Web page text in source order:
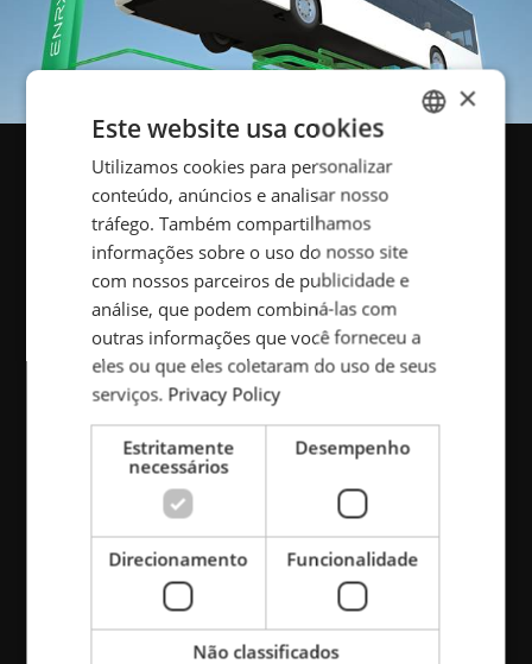
Carga indutiva sem
fio e fonte de
energia sem
contato
Nossas tecnologias podem causar
impacto significativo na transição para
um futuro global sem carbono. É uma
forma prática de carregar e fornecer
energia para qualquer coisa, como carros
a ônibus, navios e caminhões, bem como
equipamento industrial e sistemas de
ENGLISH
POLISH
FRENCH
PORTUGESE
×
Este website usa cookies
Utilizamos cookies para personalizar
conteúdo, anúncios e analisar nosso
tráfego. Também compartilhamos
informações sobre o uso do nosso site
com nossos parceiros de publicidade e
análise, que podem combiná-las com
outras informações que você forneceu a
eles ou que eles coletaram do uso de seus
serviços. Privacy Policy
Estritamente
necessários
Desempenho
Direcionamento Funcionalidade
Não classificados